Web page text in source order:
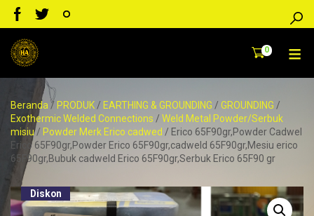
0
Beranda / PRODUK/ EARTHING & GROUNDING / GROUNDING /
Exothermic Welded Connections / Weld Metal Powder/Serbuk
misiu/ Powder Merk Erico cadwed / Erico 65F90gr,Powder Cadwel
Erico 65F90gr,Powder Erico 65F90gr,cadweld 65F90gr,Mesiu erico
65F90gr,Bubuk cadweld Erico 65F90gr,Serbuk Erico 65F90 gr
Diskon